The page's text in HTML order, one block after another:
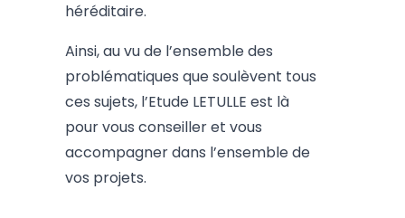
héréditaire.
Ainsi, au vu de l’ensemble des
problématiques que soulèvent tous
ces sujets, l’Etude LETULLE est là
pour vous conseiller et vous
accompagner dans l’ensemble de
vos projets.